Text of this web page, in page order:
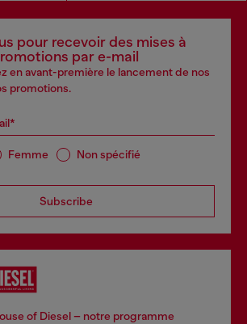
pour recevoir des mises à
par e-mail
en avant-première le lancement de nos
promotions.
Femme Non spécifié
Subscribe
of Diesel – notre programme